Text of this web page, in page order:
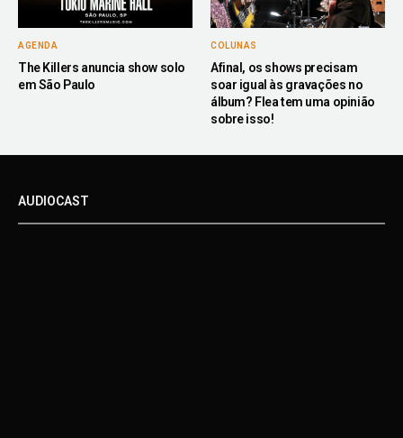
AGENDA
The Killers anuncia show solo
em São Paulo
COLUNAS
Afinal, os shows precisam
soar igual às gravações no
álbum? Flea tem uma opinião
sobre isso!
AUDIOCAST